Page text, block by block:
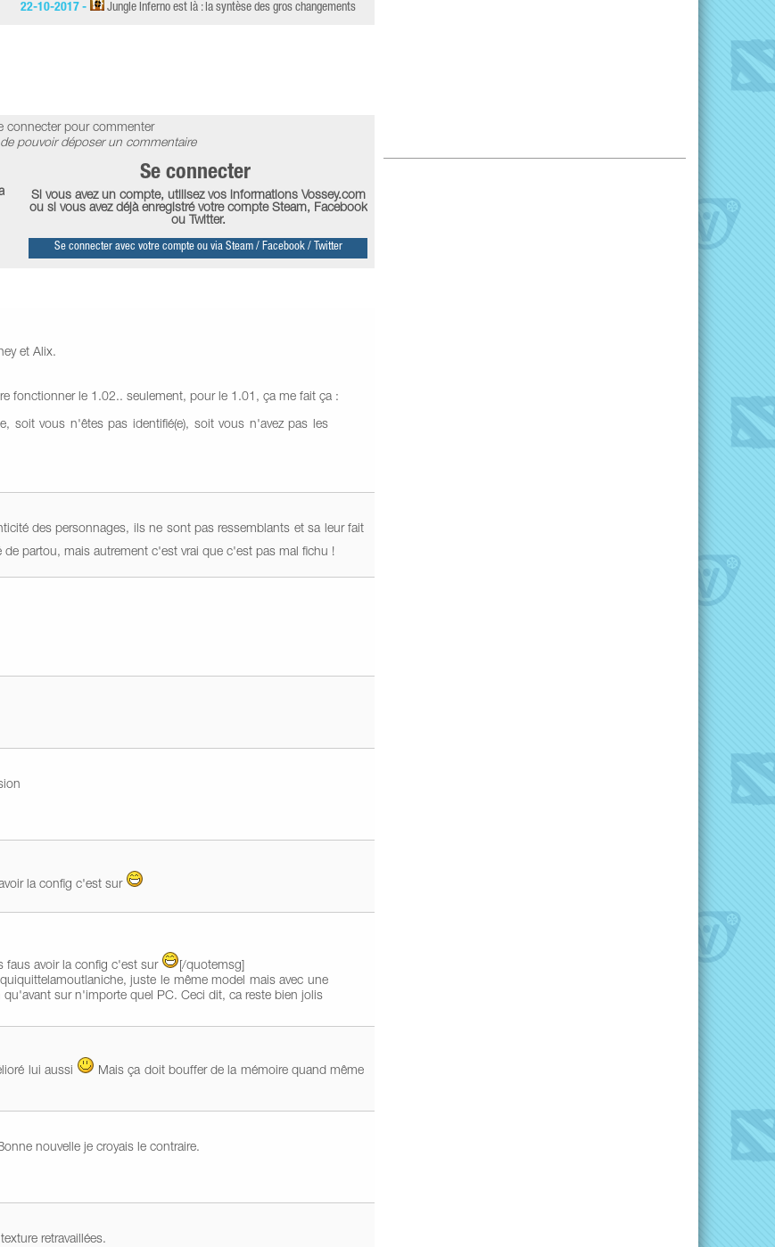
22-10-2017 -
Jungle Inferno est là : la syntèse des gros changements
connecter pour commenter
pouvoir déposer un commentaire
Se connecter
Si vous avez un compte, utilisez vos informations Vossey.com
ou si vous avez déjà enregistré votre compte Steam, Facebook
ou Twitter.
Se connecter avec votre compte ou via Steam / Facebook / Twitter
et Alix.
fonctionner le 1.02.. seulement, pour le 1.01, ça me fait ça :
soit vous n'êtes pas identifié(e), soit vous n'avez pas les
des personnages, ils ne sont pas ressemblants et sa leur fait
de partou, mais autrement c'est vrai que c'est pas mal fichu !
la config c'est sur
faus avoir la config c'est sur
[/quotemsg]
juste le même model mais avec une
sur n'importe quel PC. Ceci dit, ca reste bien jolis
lui aussi
Mais ça doit bouffer de la mémoire quand même
nouvelle je croyais le contraire.
retravaillées.